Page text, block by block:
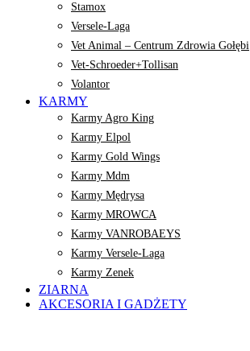
Stamox
Versele-Laga
Vet Animal – Centrum Zdrowia Gołębi
Vet-Schroeder+Tollisan
Volantor
KARMY
Karmy Agro King
Karmy Elpol
Karmy Gold Wings
Karmy Mdm
Karmy Mędrysa
Karmy MROWCA
Karmy VANROBAEYS
Karmy Versele-Laga
Karmy Zenek
ZIARNA
AKCESORIA I GADŻETY